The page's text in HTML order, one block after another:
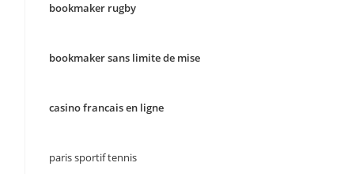
bookmaker rugby
bookmaker sans limite de mise
casino francais en ligne
paris sportif tennis